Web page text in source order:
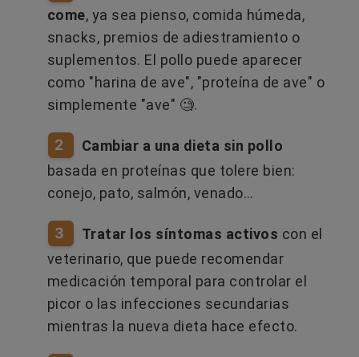
come, ya sea pienso, comida húmeda,
snacks, premios de adiestramiento o
suplementos. El pollo puede aparecer
como "harina de ave", "proteína de ave" o
simplemente "ave" 🧐.
2
Cambiar a una dieta sin pollo
basada en proteínas que tolere bien:
conejo, pato, salmón, venado…
3 Tratar los síntomas activos con el
veterinario, que puede recomendar
medicación temporal para controlar el
picor o las infecciones secundarias
mientras la nueva dieta hace efecto.